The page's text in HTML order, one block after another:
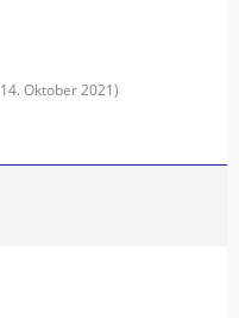
14. Oktober 2021)